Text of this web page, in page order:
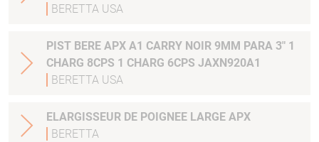
BERETTA USA
PIST BERE APX A1 CARRY NOIR 9MM PARA 3" 1
CHARG 8CPS 1 CHARG 6CPS JAXN920A1
BERETTA USA
ELARGISSEUR DE POIGNEE LARGE APX
BERETTA